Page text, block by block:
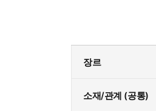
장르
소재/관계 (공통)